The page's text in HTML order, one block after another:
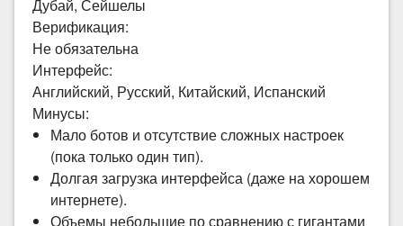
Дубай, Сейшелы
Верификация:
Не обязательна
Интерфейс:
Английский, Русский, Китайский, Испанский
Минусы:
Мало ботов и отсутствие сложных настроек
(пока только один тип).
Долгая загрузка интерфейса (даже на хорошем
интернете).
Объемы небольшие по сравнению с гигантами